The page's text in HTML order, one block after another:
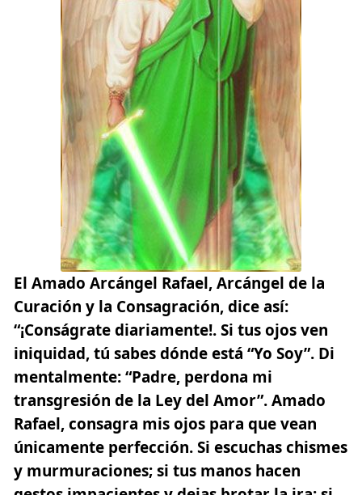
El Amado Arcángel Rafael, Arcángel de la
Curación y la Consagración, dice así:
“¡Conságrate diariamente!. Si tus ojos ven
iniquidad, tú sabes dónde está “Yo Soy”. Di
mentalmente: “Padre, perdona mi
transgresión de la Ley del Amor”. Amado
Rafael, consagra mis ojos para que vean
únicamente perfección. Si escuchas chismes
y murmuraciones; si tus manos hacen